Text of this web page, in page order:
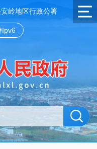
岭地区行政公署
Ipv6